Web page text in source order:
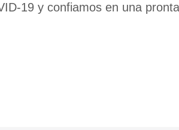
19 y confiamos en una